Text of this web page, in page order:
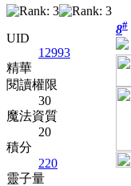
UID
12993
精華
閱讀權限
30
魔法資質
20
積分
220
靈子量
8#